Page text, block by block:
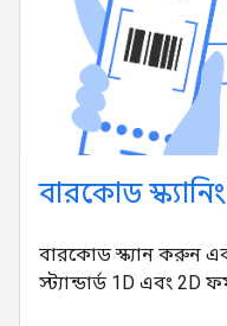
বারকোড স্ক্যানিং
বারকোড স্ক্যান করুন
স্ট্যান্ডার্ড 1D এবং 2D